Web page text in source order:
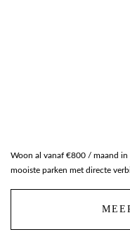
Woon al vanaf €800 / maand
mooiste parken met directe